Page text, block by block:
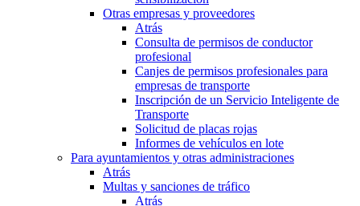
Otras empresas y proveedores
Atrás
Consulta de permisos de conductor
profesional
Canjes de permisos profesionales para
empresas de transporte
Inscripción de un Servicio Inteligente de
Transporte
Solicitud de placas rojas
Informes de vehículos en lote
Para ayuntamientos y otras administraciones
Atrás
Multas y sanciones de tráfico
Atrás